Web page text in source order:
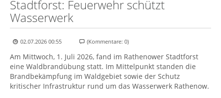
Stadtforst: Feuerwehr schützt
Wasserwerk
02.07.2026 00:55 (Kommentare: 0)
Am Mittwoch, 1. Juli 2026, fand im Rathenower Stadtforst
eine Waldbrandübung statt. Im Mittelpunkt standen die
Brandbekämpfung im Waldgebiet sowie der Schutz
kritischer Infrastruktur rund um das Wasserwerk Rathenow.